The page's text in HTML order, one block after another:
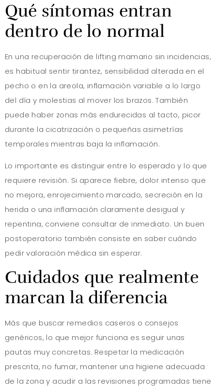
Qué síntomas entran
dentro de lo normal
En una recuperación de lifting mamario sin incidencias,
es habitual sentir tirantez, sensibilidad alterada en el
pecho o en la areola, inflamación variable a lo largo
del día y molestias al mover los brazos. También
puede haber zonas más endurecidas al tacto, picor
durante la cicatrización o pequeñas asimetrías
temporales mientras baja la inflamación.
Lo importante es distinguir entre lo esperado y lo que
requiere revisión. Si aparece fiebre, dolor intenso que
no mejora, enrojecimiento marcado, secreción en la
herida o una inflamación claramente desigual y
repentina, conviene consultar de inmediato. Un buen
postoperatorio también consiste en saber cuándo
pedir valoración médica sin esperar.
Cuidados que realmente
marcan la diferencia
Más que buscar remedios caseros o consejos
genéricos, lo que mejor funciona es seguir unas
pautas muy concretas. Respetar la medicación
prescrita, no fumar, mantener una higiene adecuada
de la zona y acudir a las revisiones programadas tiene